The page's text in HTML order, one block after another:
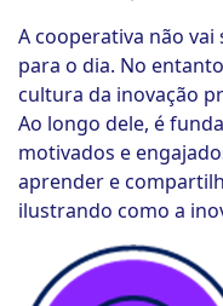
A cooperativa não
para o dia. No
cultura da inovação
Ao longo dele, é
motivados e
aprender e
ilustrando como a